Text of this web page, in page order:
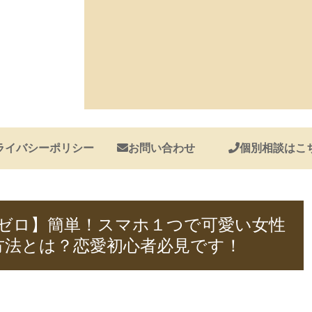
イバシーポリシー お問い合わせ 個別相談はこ
ロ】簡単！スマホ１つで可愛い女性
とは？恋愛初心者必見です！